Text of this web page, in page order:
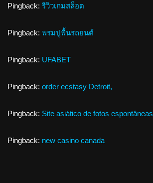
Pingback: รีวิวเกมสล็อต
Pingback: พรมปูพื้นรถยนต์
Pingback: UFABET
Pingback: order ecstasy Detroit,
Pingback: Site asiático de fotos espontâneas
Pingback: new casino canada